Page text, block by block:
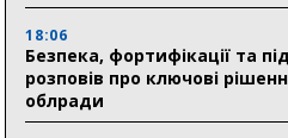
18:06
Безпека, фортифікації та
розповів про ключові
облради